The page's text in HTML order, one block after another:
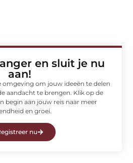
en sluit je nu
aan!
omgeving om jouw ideeën te delen
aandacht te brengen. Klik op de
begin aan jouw reis naar meer
en groei.
nu